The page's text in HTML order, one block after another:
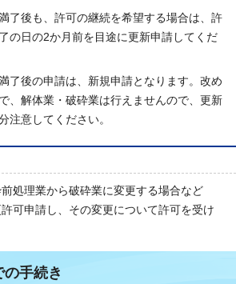
了後も、許可の継続を希望する場合は、許
の日の2か月前を目途に更新申請してくだ
了後の申請は、新規申請となります。改め
、解体業・破砕業は行えませんので、更新
注意してください。
処理業から破砕業に変更する場合など
可申請し、その変更について許可を受け
手続き